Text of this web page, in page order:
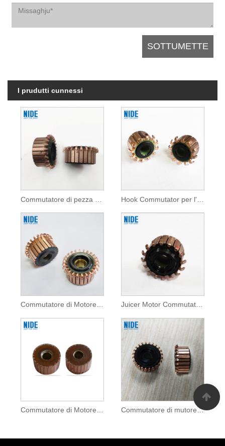
I prudutti cunnessi
Commutatore di Motore DC Per Apparecchi Domestici Juicer Motor Commutator Per l'Apparecchi Domestici
Commutatore di mutore di l'aspiratore